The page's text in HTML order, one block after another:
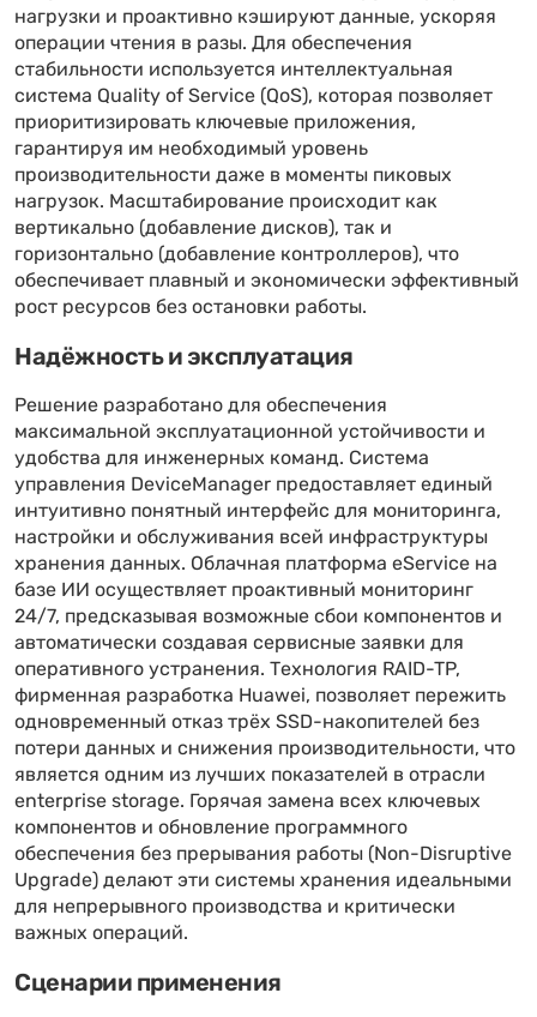
нагрузки и проактивно кэшируют данные, ускоряя
операции чтения в разы. Для обеспечения
стабильности используется интеллектуальная
система Quality of Service (QoS), которая позволяет
приоритизировать ключевые приложения,
гарантируя им необходимый уровень
производительности даже в моменты пиковых
нагрузок. Масштабирование происходит как
вертикально (добавление дисков), так и
горизонтально (добавление контроллеров), что
обеспечивает плавный и экономически эффективный
рост ресурсов без остановки работы.
Надёжность и эксплуатация
Решение разработано для обеспечения
максимальной эксплуатационной устойчивости и
удобства для инженерных команд. Система
управления DeviceManager предоставляет единый
интуитивно понятный интерфейс для мониторинга,
настройки и обслуживания всей инфраструктуры
хранения данных. Облачная платформа eService на
базе ИИ осуществляет проактивный мониторинг
24/7, предсказывая возможные сбои компонентов и
автоматически создавая сервисные заявки для
оперативного устранения. Технология RAID-TP,
фирменная разработка Huawei, позволяет пережить
одновременный отказ трёх SSD-накопителей без
потери данных и снижения производительности, что
является одним из лучших показателей в отрасли
enterprise storage. Горячая замена всех ключевых
компонентов и обновление программного
обеспечения без прерывания работы (Non-Disruptive
Upgrade) делают эти системы хранения идеальными
для непрерывного производства и критически
важных операций.
Сценарии применения